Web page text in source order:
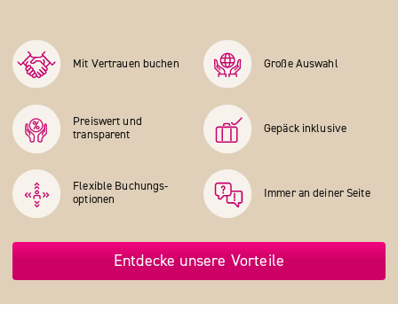
Mit Vertrauen buchen Große Auswahl
Preiswert und
transparent
Gepäck inklusive
Flexible Buchungs­
optionen
Immer an deiner Seite
Entdecke unsere Vorteile